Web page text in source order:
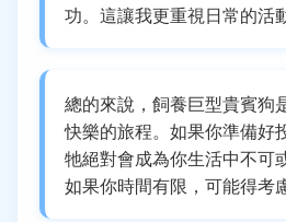
功。這讓我更重視日常的活
總的來說，飼養巨型貴賓狗
快樂的旅程。如果你準備好
牠絕對會成為你生活中不可
如果你時間有限，可能得考